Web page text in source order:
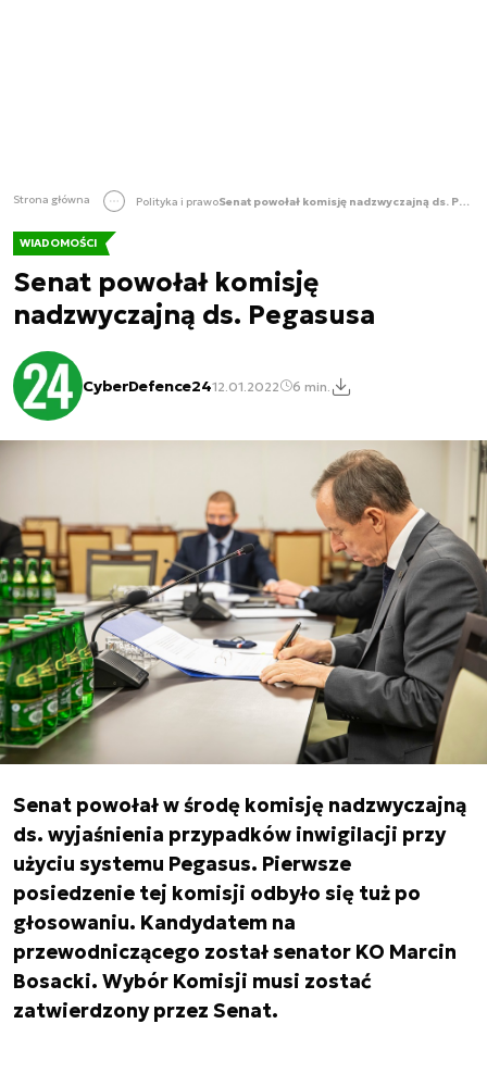
Strona główna Polityka i prawo Senat powołał komisję nadzwyczajną ds. Pegasusa
WIADOMOŚCI
Senat powołał komisję
nadzwyczajną ds. Pegasusa
CyberDefence2412.01.2022 6 min.
Senat powołał w środę komisję nadzwyczajną
ds. wyjaśnienia przypadków inwigilacji przy
użyciu systemu Pegasus. Pierwsze
posiedzenie tej komisji odbyło się tuż po
głosowaniu. Kandydatem na
przewodniczącego został senator KO Marcin
Bosacki. Wybór Komisji musi zostać
zatwierdzony przez Senat.